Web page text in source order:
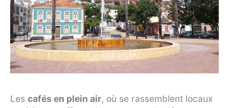
Les cafés en plein air, où se rassemblent locaux